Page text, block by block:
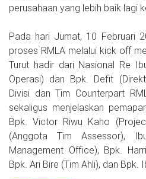
perusahaan yang lebih baik lagi
Pada hari Jumat, 10 Februari
proses RMLA melalui kick off
Turut hadir dari Nasional Re
Operasi) dan Bpk. Defit
Divisi dan Tim Counterpart
sekaligus menjelaskan
Bpk. Victor Riwu Kaho
(Anggota Tim Assessor),
Management Office), Bpk.
Bpk. Ari Bire (Tim Ahli), dan Bpk.